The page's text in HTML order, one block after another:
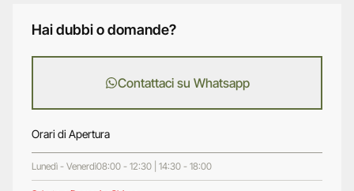
Hai dubbi o domande?
Contattaci su Whatsapp
Orari di Apertura
Lunedì - Venerdì08:00 - 12:30 | 14:30 - 18:00